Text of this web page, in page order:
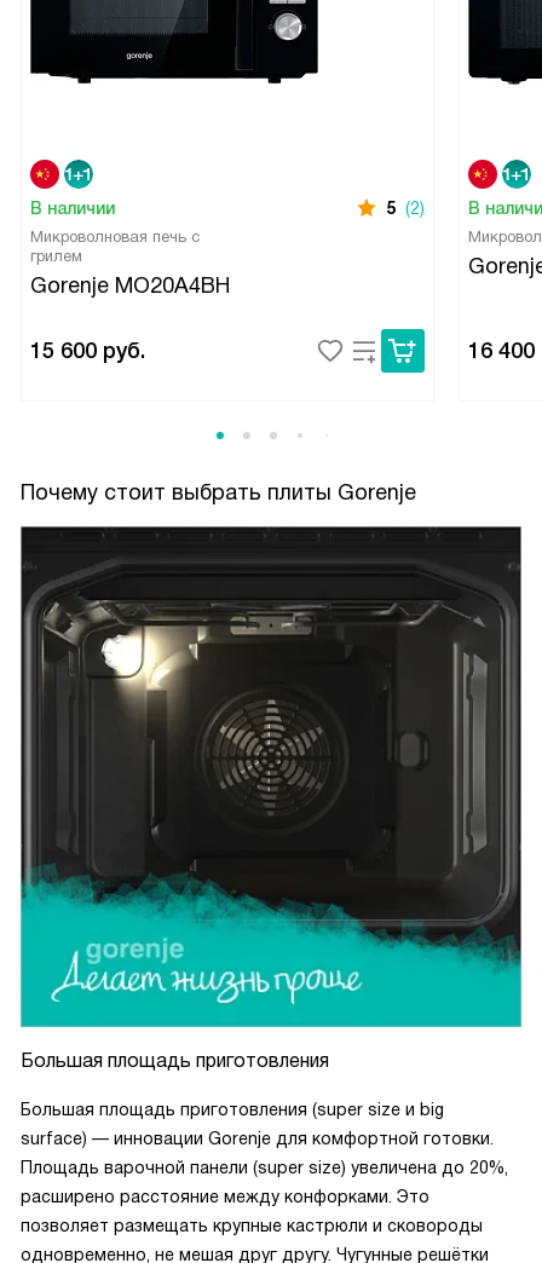
В наличии 5 (2)
Микроволновая печь с
грилем
Gorenje MO20A4BH
15 600 руб.
В
16 400
Почему стоит выбрать плиты Gorenje
Большая площадь приготовления
Большая площадь приготовления (super size и big
surface) — инновации Gorenje для комфортной готовки.
Площадь варочной панели (super size) увеличена до 20%,
расширено расстояние между конфорками. Это
позволяет размещать крупные кастрюли и сковороды
одновременно, не мешая друг другу. Чугунные решётки